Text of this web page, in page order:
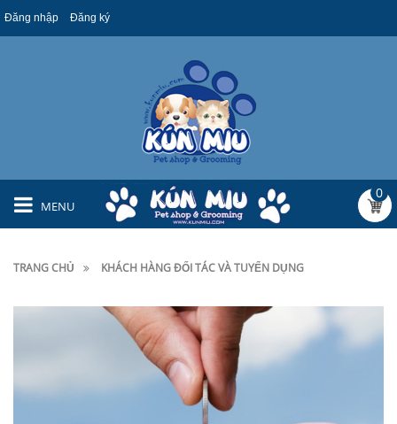
Đăng nhập Đăng ký
MENU
0
TRANG CHỦ KHÁCH HÀNG ĐỐI TÁC VÀ TUYỂN DỤNG